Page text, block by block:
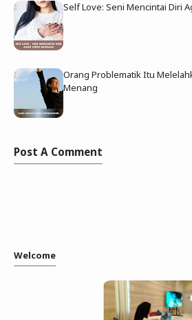
Self Love: Seni Mencintai Diri
Orang Problematik Itu
Menang
Post A Comment
Welcome